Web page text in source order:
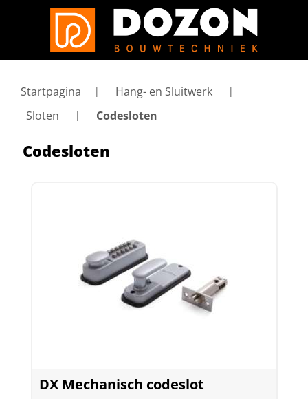
Startpagina
Hang- en Sluitwerk
Sloten
Codesloten
Codesloten
DX Mechanisch codeslot